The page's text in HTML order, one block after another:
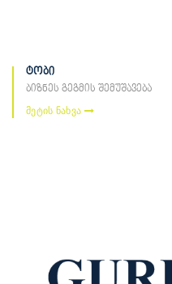
ტობი
ბიზნეს გეგმის შემუშავება
მეტის ნახვა